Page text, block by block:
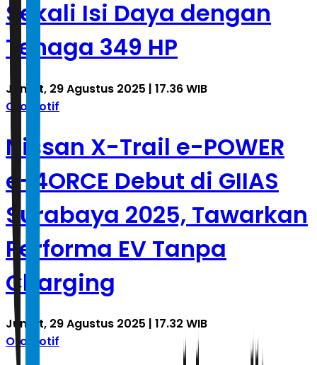
Sekali Isi Daya dengan
Tenaga 349 HP
Jumat, 29 Agustus 2025 | 17.36 WIB
Otomotif
Nissan X-Trail e-POWER
e-4ORCE Debut di GIIAS
Surabaya 2025, Tawarkan
Performa EV Tanpa
Charging
Jumat, 29 Agustus 2025 | 17.32 WIB
Otomotif